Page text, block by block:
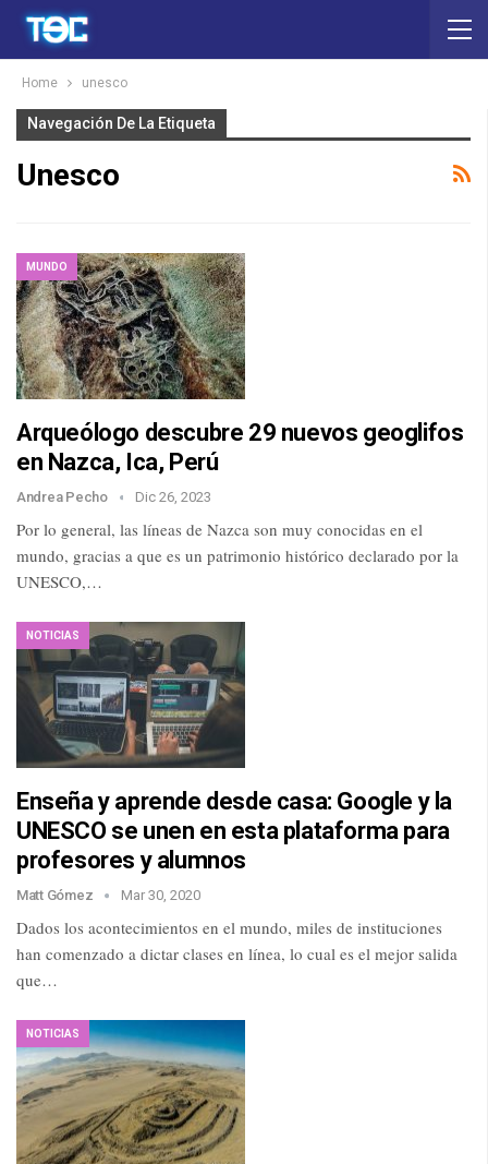
Home unesco
Navegación De La Etiqueta
Unesco
MUNDO
Arqueólogo descubre 29 nuevos geoglifos
en Nazca, Ica, Perú
Andrea Pecho Dic 26, 2023
Por lo general, las líneas de Nazca son muy conocidas en el
mundo, gracias a que es un patrimonio histórico declarado por la
UNESCO,…
NOTICIAS
Enseña y aprende desde casa: Google y la
UNESCO se unen en esta plataforma para
profesores y alumnos
Matt Gómez Mar 30, 2020
Dados los acontecimientos en el mundo, miles de instituciones
han comenzado a dictar clases en línea, lo cual es el mejor salida
que…
NOTICIAS